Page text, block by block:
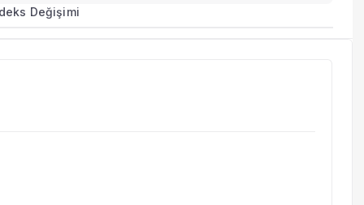
metrikleri listelenir.
benzer fonları inceleyebilirsiniz.
Değişimi